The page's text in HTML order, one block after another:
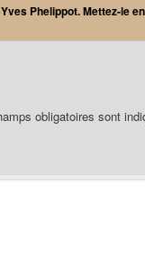
Yves Phelippot. Mettez-le
obligatoires sont